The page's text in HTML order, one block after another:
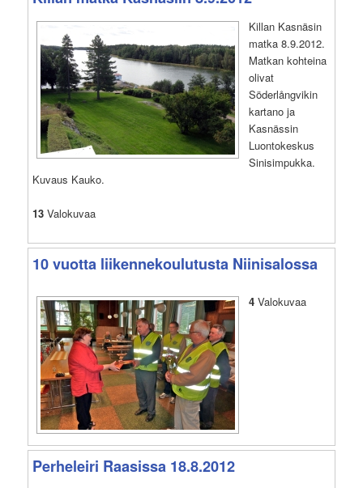
Killan Kasnäsin
matka 8.9.2012.
Matkan kohteina
olivat
Söderlångvikin
kartano ja
Kasnässin
Luontokeskus
Sinisimpukka.
Kuvaus Kauko.
13 Valokuvaa
10 vuotta liikennekoulutusta Niinisalossa
4 Valokuvaa
Perheleiri Raasissa 18.8.2012